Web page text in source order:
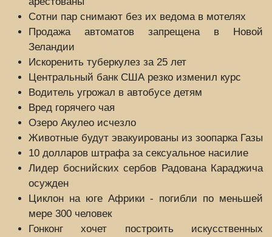
Сотни пар снимают без их ведома в мотелях
Продажа автоматов запрещена в Новой
Зеландии
Искоренить туберкулез за 25 лет
Центральный банк США резко изменил курс
Водитель угрожал в автобусе детям
Вред горячего чая
Озеро Акулео исчезло
Животные будут эвакуированы из зоопарка Газы
10 долларов штрафа за сексуальное насилие
Лидер боснийских сербов Радована Караджича
осужден
Циклон на юге Африки - погибли по меньшей
мере 300 человек
Гонконг хочет построить искусственных